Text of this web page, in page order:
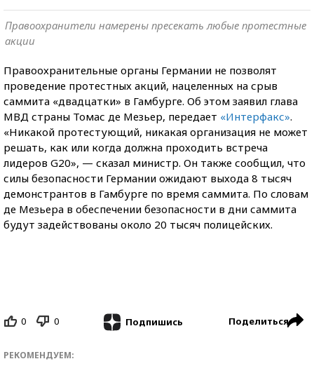
Правоохранители намерены пресекать любые протестные
акции
Правоохранительные органы Германии не позволят
проведение протестных акций, нацеленных на срыв
саммита «двадцатки» в Гамбурге. Об этом заявил глава
МВД страны Томас де Мезьер, передает «Интерфакс».
«Никакой протестующий, никакая организация не может
решать, как или когда должна проходить встреча
лидеров G20», — сказал министр. Он также сообщил, что
силы безопасности Германии ожидают выхода 8 тысяч
демонстрантов в Гамбурге по время саммита. По словам
де Мезьера в обеспечении безопасности в дни саммита
будут задействованы около 20 тысяч полицейских.
0 0 Подпишись Поделиться
РЕКОМЕНДУЕМ: